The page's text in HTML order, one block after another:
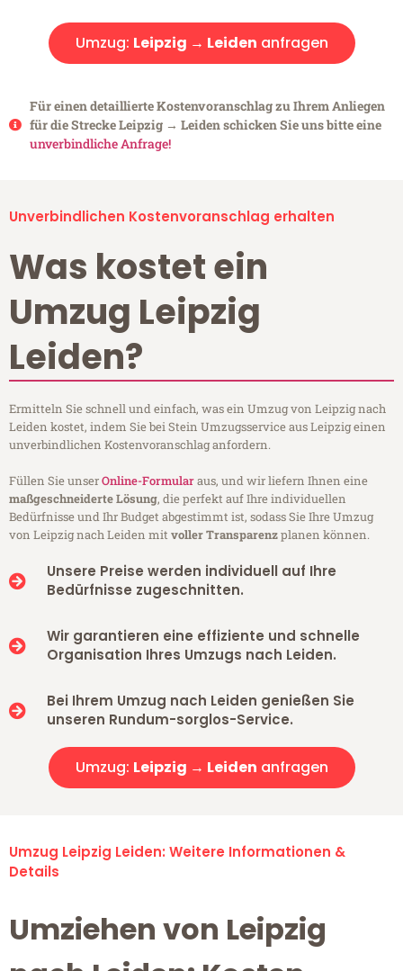
Umzug: Leipzig → Leiden anfragen
Für einen detaillierte Kostenvoranschlag zu Ihrem Anliegen
für die Strecke Leipzig → Leiden schicken Sie uns bitte eine
unverbindliche Anfrage!
Unverbindlichen Kostenvoranschlag erhalten
Was kostet ein
Umzug Leipzig
Leiden?
Ermitteln Sie schnell und einfach, was ein Umzug von Leipzig nach
Leiden kostet, indem Sie bei Stein Umzugsservice aus Leipzig einen
unverbindlichen Kostenvoranschlag anfordern.
Füllen Sie unserOnline-Formularaus, und wir liefern Ihnen eine
maßgeschneiderte Lösung, die perfekt auf Ihre individuellen
Bedürfnisse und Ihr Budget abgestimmt ist, sodass Sie Ihre Umzug
von Leipzig nach Leiden mitvoller Transparenzplanen können.
Unsere Preise werden individuell auf Ihre
Bedürfnisse zugeschnitten.
Wir garantieren eine effiziente und schnelle
Organisation Ihres Umzugs nach Leiden.
Bei Ihrem Umzug nach Leiden genießen Sie
unseren Rundum-sorglos-Service.
Umzug: Leipzig → Leiden anfragen
Umzug Leipzig Leiden: Weitere Informationen &
Details
Umziehen von Leipzig